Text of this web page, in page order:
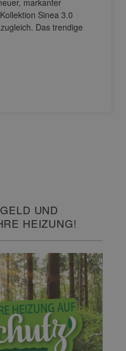
markanter
Sinea 3.0
Das trendige
UND
HEIZUNG!